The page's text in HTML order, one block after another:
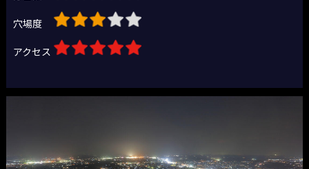
穴場度
アクセス